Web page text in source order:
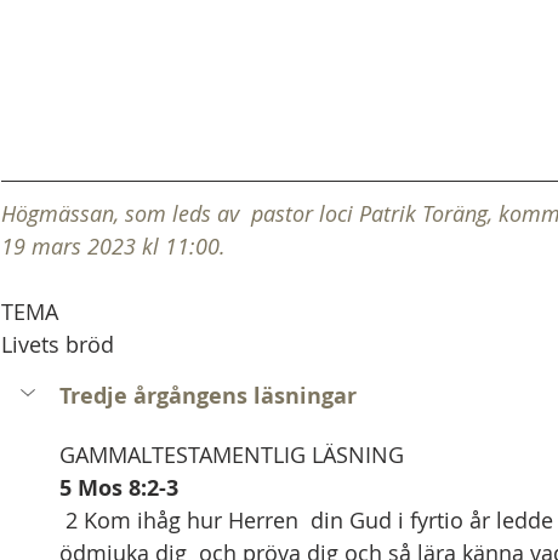
Högmässan, som leds av  pastor loci Patrik Toräng,
19 mars 2023 kl 11:00.
TEMA
Livets bröd
Tredje årgångens läsningar
GAMMALTESTAMENTLIG LÄSNING
5 Mos 8:2-3
ödmjuka dig  och pröva dig och så lära känna